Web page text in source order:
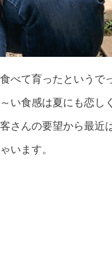
べて育ったという
い食感は夏にも恋
さんの要望から最近
います。